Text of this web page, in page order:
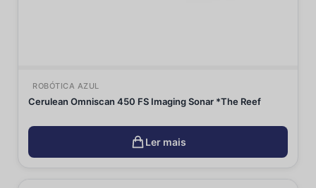
ROBÓTICA AZUL
Cerulean Omniscan 450 FS Imaging Sonar *The Reef
Ler mais